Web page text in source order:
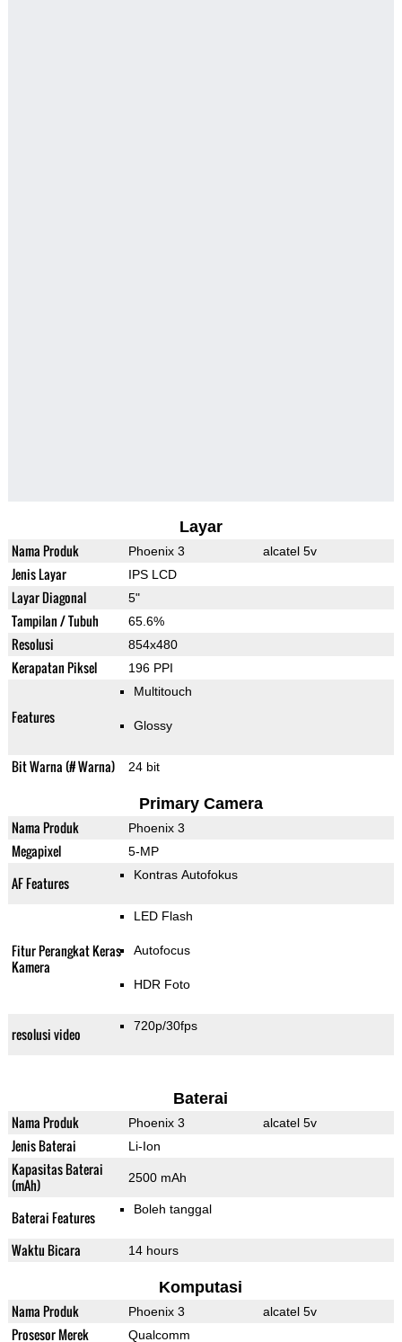
Layar
Nama Produk Phoenix 3 alcatel 5v
Jenis Layar IPS LCD
Layar Diagonal 5"
Tampilan / Tubuh 65.6%
Resolusi 854x480
Kerapatan Piksel 196 PPI
Features
Multitouch
Glossy
Bit Warna (# Warna) 24 bit
Primary Camera
Nama Produk Phoenix 3
Megapixel 5-MP
AF Features Kontras Autofokus
Fitur Perangkat Keras
Kamera
LED Flash
Autofocus
HDR Foto
resolusi video 720p/30fps
Baterai
Nama Produk Phoenix 3 alcatel 5v
Jenis Baterai Li-Ion
Kapasitas Baterai
(mAh)
2500 mAh
Baterai Features Boleh tanggal
Waktu Bicara 14 hours
Komputasi
Nama Produk Phoenix 3 alcatel 5v
Prosesor Merek Qualcomm